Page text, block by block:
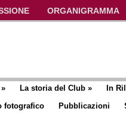
ORGANIGRAMMA
» La storia del Club » In
fotografico Pubblicazioni